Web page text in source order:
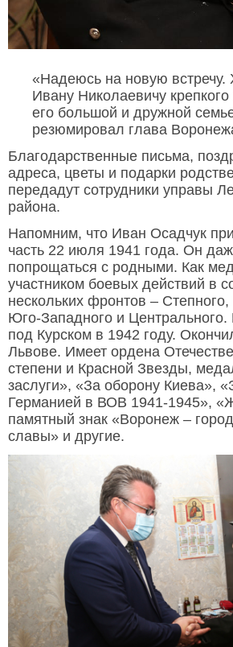
«Надеюсь на новую встречу.
Ивану Николаевичу
его большой и дружной
резюмировал глава
Благодарственные письма,
адреса, цветы и подарки
передадут сотрудники управы
района.
Напомним, что Иван Осадчук
часть 22 июля 1941 года. Он
попрощаться с родными. Как
участником боевых действий в
нескольких фронтов –
Юго-Западного и Центрального.
под Курском в 1942 году.
Львове. Имеет ордена
степени и Красной Звезды,
заслуги», «За оборону Киева»,
Германией в ВОВ 1941-1945»,
памятный знак «Воронеж –
славы» и другие.